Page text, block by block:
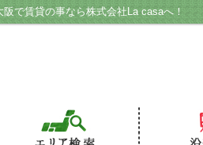
で賃貸の事なら株式会社La casaへ！